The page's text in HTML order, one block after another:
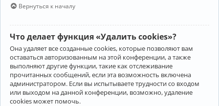
Вернуться к началу
Что делает функция «Удалить cookies»?
Она удаляет все созданные cookies, которые позволяют вам
оставаться авторизованным на этой конференции, а также
выполняют другие функции, такие как отслеживание
прочитанных сообщений, если эта возможность включена
администратором. Если вы испытываете трудности со входом
или выходом на данной конференции, возможно, удаление
cookies может помочь.